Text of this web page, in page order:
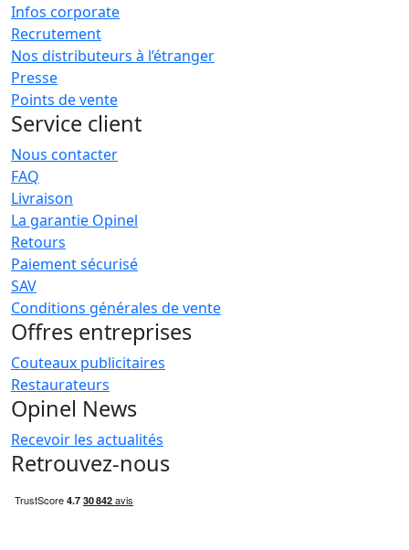
Infos corporate
Recrutement
Nos distributeurs à l’étranger
Presse
Points de vente
Service client
Nous contacter
FAQ
Livraison
La garantie Opinel
Retours
Paiement sécurisé
SAV
Conditions générales de vente
Offres entreprises
Couteaux publicitaires
Restaurateurs
Opinel News
Recevoir les actualités
Retrouvez-nous